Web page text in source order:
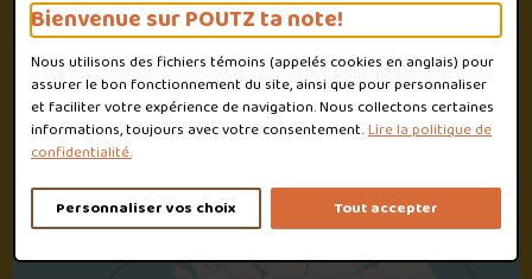
Bienvenue sur POUTZ ta note!
Nous utilisons des fichiers témoins (appelés cookies en anglais) pour
assurer le bon fonctionnement du site, ainsi que pour personnaliser
et faciliter votre expérience de navigation. Nous collectons certaines
informations, toujours avec votre consentement.Lire la politique de
confidentialité.
Personnaliser vos choix Tout accepter